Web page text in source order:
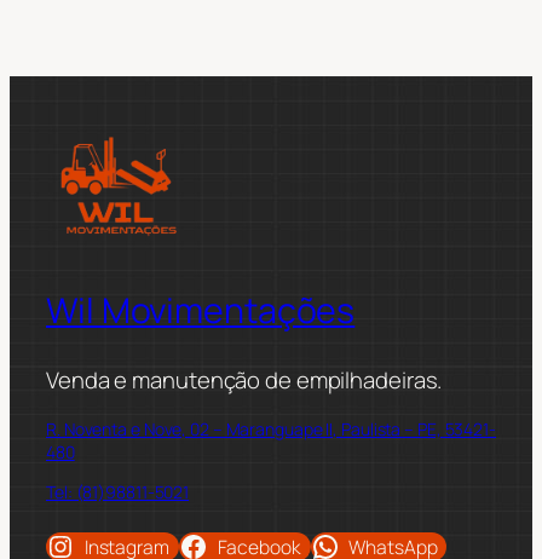
Wil Movimentações
Venda e manutenção de empilhadeiras.
R. Noventa e Nove, 02 – Maranguape II, Paulista – PE, 53421-
480
Tel: (81)98811-5021
Instagram Facebook WhatsApp